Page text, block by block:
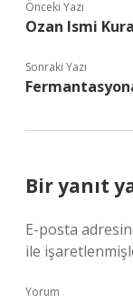
Önceki Yazı
Ozan Ismi
Sonraki Yazı
Bir yanıt
E-posta
ile
Yorum